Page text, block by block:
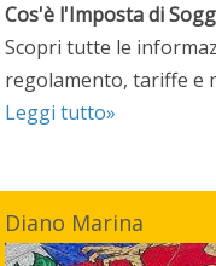
Cos'è l'Imposta di
Scopri tutte le
regolamento, tariffe e
Leggi tutto»
Diano Marina